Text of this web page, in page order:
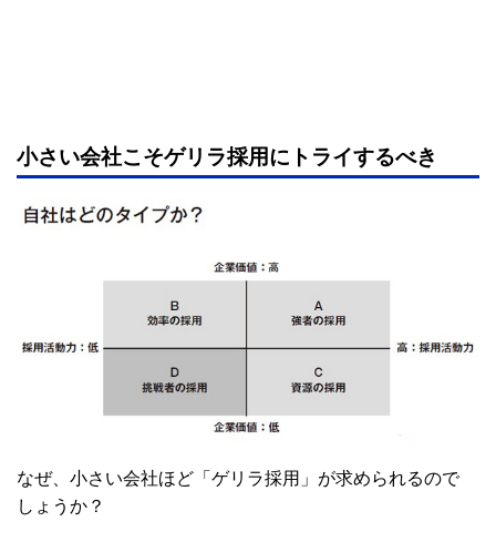
小さい会社こそゲリラ採用にトライするべき
なぜ、小さい会社ほど「ゲリラ採用」が求められるので
しょうか？